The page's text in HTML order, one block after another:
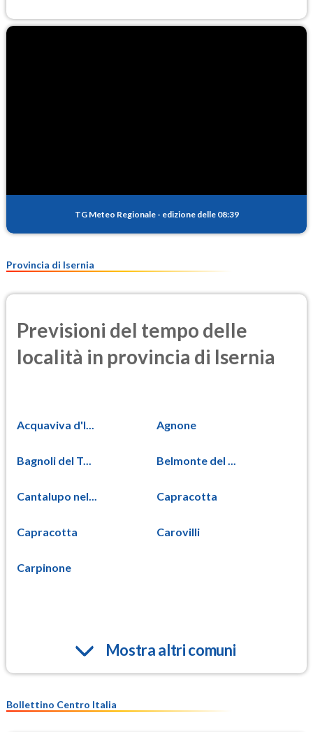
TG Meteo Regionale - edizione delle 08:39
Provincia di Isernia
Previsioni del tempo delle
località in provincia di Isernia
Acquaviva d'I... Agnone
Bagnoli del T... Belmonte del ...
Cantalupo nel... Capracotta
Capracotta Carovilli
Carpinone
Mostra altri comuni
Bollettino Centro Italia